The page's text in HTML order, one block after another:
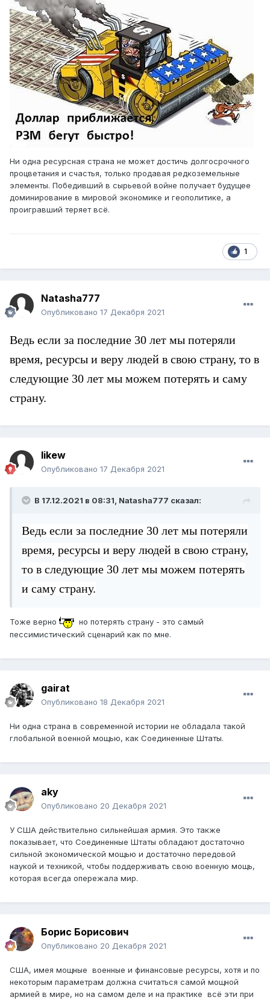
Ни одна ресурсная страна не может достичь долгосрочного
процветания и счастья, только продавая редкоземельные
элементы. Победивший в сырьевой войне получает будущее
доминирование в мировой экономике и геополитике, а
проигравший теряет всё.
1
Natasha777
Опубликовано 17 Декабря 2021
Ведь если за последние 30 лет мы потеряли
время, ресурсы и веру людей в свою страну, то в
следующие 30 лет мы можем потерять и саму
страну.
likew
Опубликовано 17 Декабря 2021
В 17.12.2021 в 08:31, Natasha777 сказал:
Ведь если за последние 30 лет мы потеряли
время, ресурсы и веру людей в свою страну,
то в следующие 30 лет мы можем потерять
и саму страну.
Тоже верно
но потерять страну - это самый
пессимистический сценарий как по мне.
gairat
Опубликовано 18 Декабря 2021
Ни одна страна в современной истории не обладала такой
глобальной военной мощью, как Соединенные Штаты.
aky
Опубликовано 20 Декабря 2021
У США действительно сильнейшая армия. Это также
показывает, что Соединенные Штаты обладают достаточно
сильной экономической мощью и достаточно передовой
наукой и техникой, чтобы поддерживать свою военную мощь,
которая всегда опережала мир.
Борис Борисович
Опубликовано 20 Декабря 2021
США, имея мощные военные и финансовые ресурсы, хотя и по
некоторым параметрам должна считаться самой мощной
армией в мире, но на самом деле и на практике всё эти при